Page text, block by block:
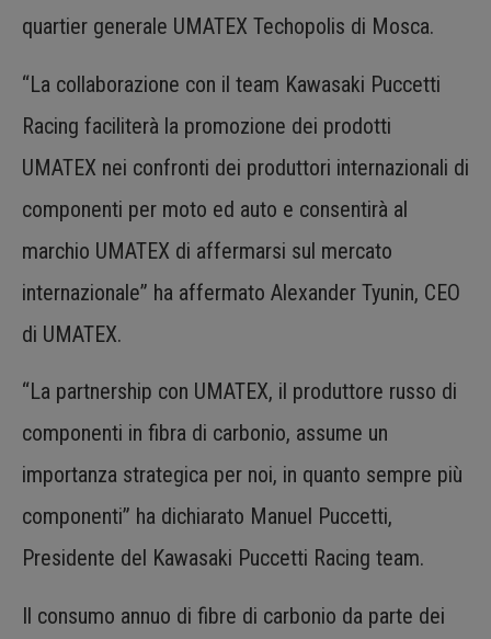
quartier generale UMATEX Techopolis di Mosca.
“La collaborazione con il team Kawasaki Puccetti
Racing faciliterà la promozione dei prodotti
UMATEX nei confronti dei produttori internazionali di
componenti per moto ed auto e consentirà al
marchio UMATEX di affermarsi sul mercato
internazionale” ha affermato Alexander Tyunin, CEO
di UMATEX.
“La partnership con UMATEX, il produttore russo di
componenti in fibra di carbonio, assume un
importanza strategica per noi, in quanto sempre più
componenti” ha dichiarato Manuel Puccetti,
Presidente del Kawasaki Puccetti Racing team.
Il consumo annuo di fibre di carbonio da parte dei